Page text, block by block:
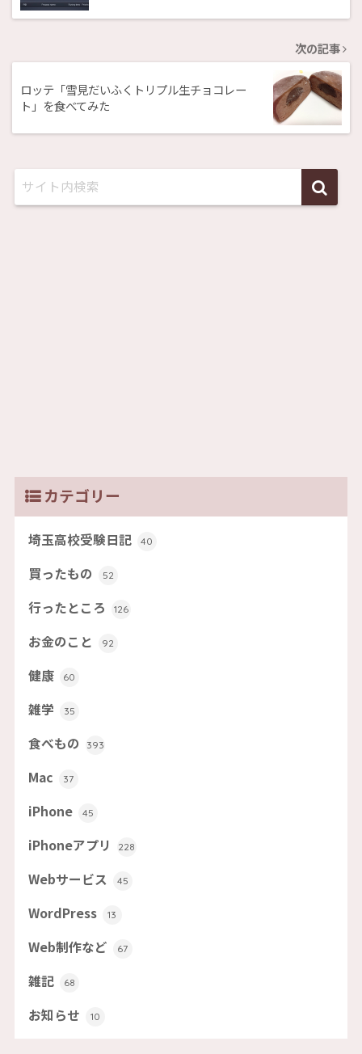
次の記事
ロッテ「雪見だいふくトリプル生チョコレー
ト」を食べてみた
カテゴリー
埼玉高校受験日記 40
買ったもの 52
行ったところ 126
お金のこと 92
健康 60
雑学 35
食べもの 393
Mac 37
iPhone 45
iPhoneアプリ 228
Webサービス 45
WordPress 13
Web制作など 67
雑記 68
お知らせ 10